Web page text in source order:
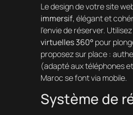
Le design de votre site
immersif, élégant et
l’envie de réserver.
virtuelles 360°pour
proposez sur place :
(adapté aux téléphones
Maroc se font via mobile.
Système de